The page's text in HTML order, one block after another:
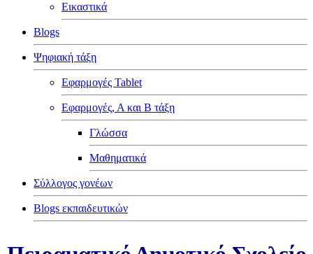
Εικαστικά
Blogs
Ψηφιακή τάξη
Εφαρμογές Tablet
Εφαρμογές, Α και Β τάξη
Γλώσσα
Μαθηματικά
Σύλλογος γονέων
Blogs εκπαιδευτικών